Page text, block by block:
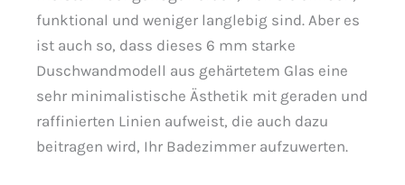
funktional und weniger langlebig sind. Aber es
ist auch so, dass dieses 6 mm starke
Duschwandmodell aus gehärtetem Glas eine
sehr minimalistische Ästhetik mit geraden und
raffinierten Linien aufweist, die auch dazu
beitragen wird, Ihr Badezimmer aufzuwerten.